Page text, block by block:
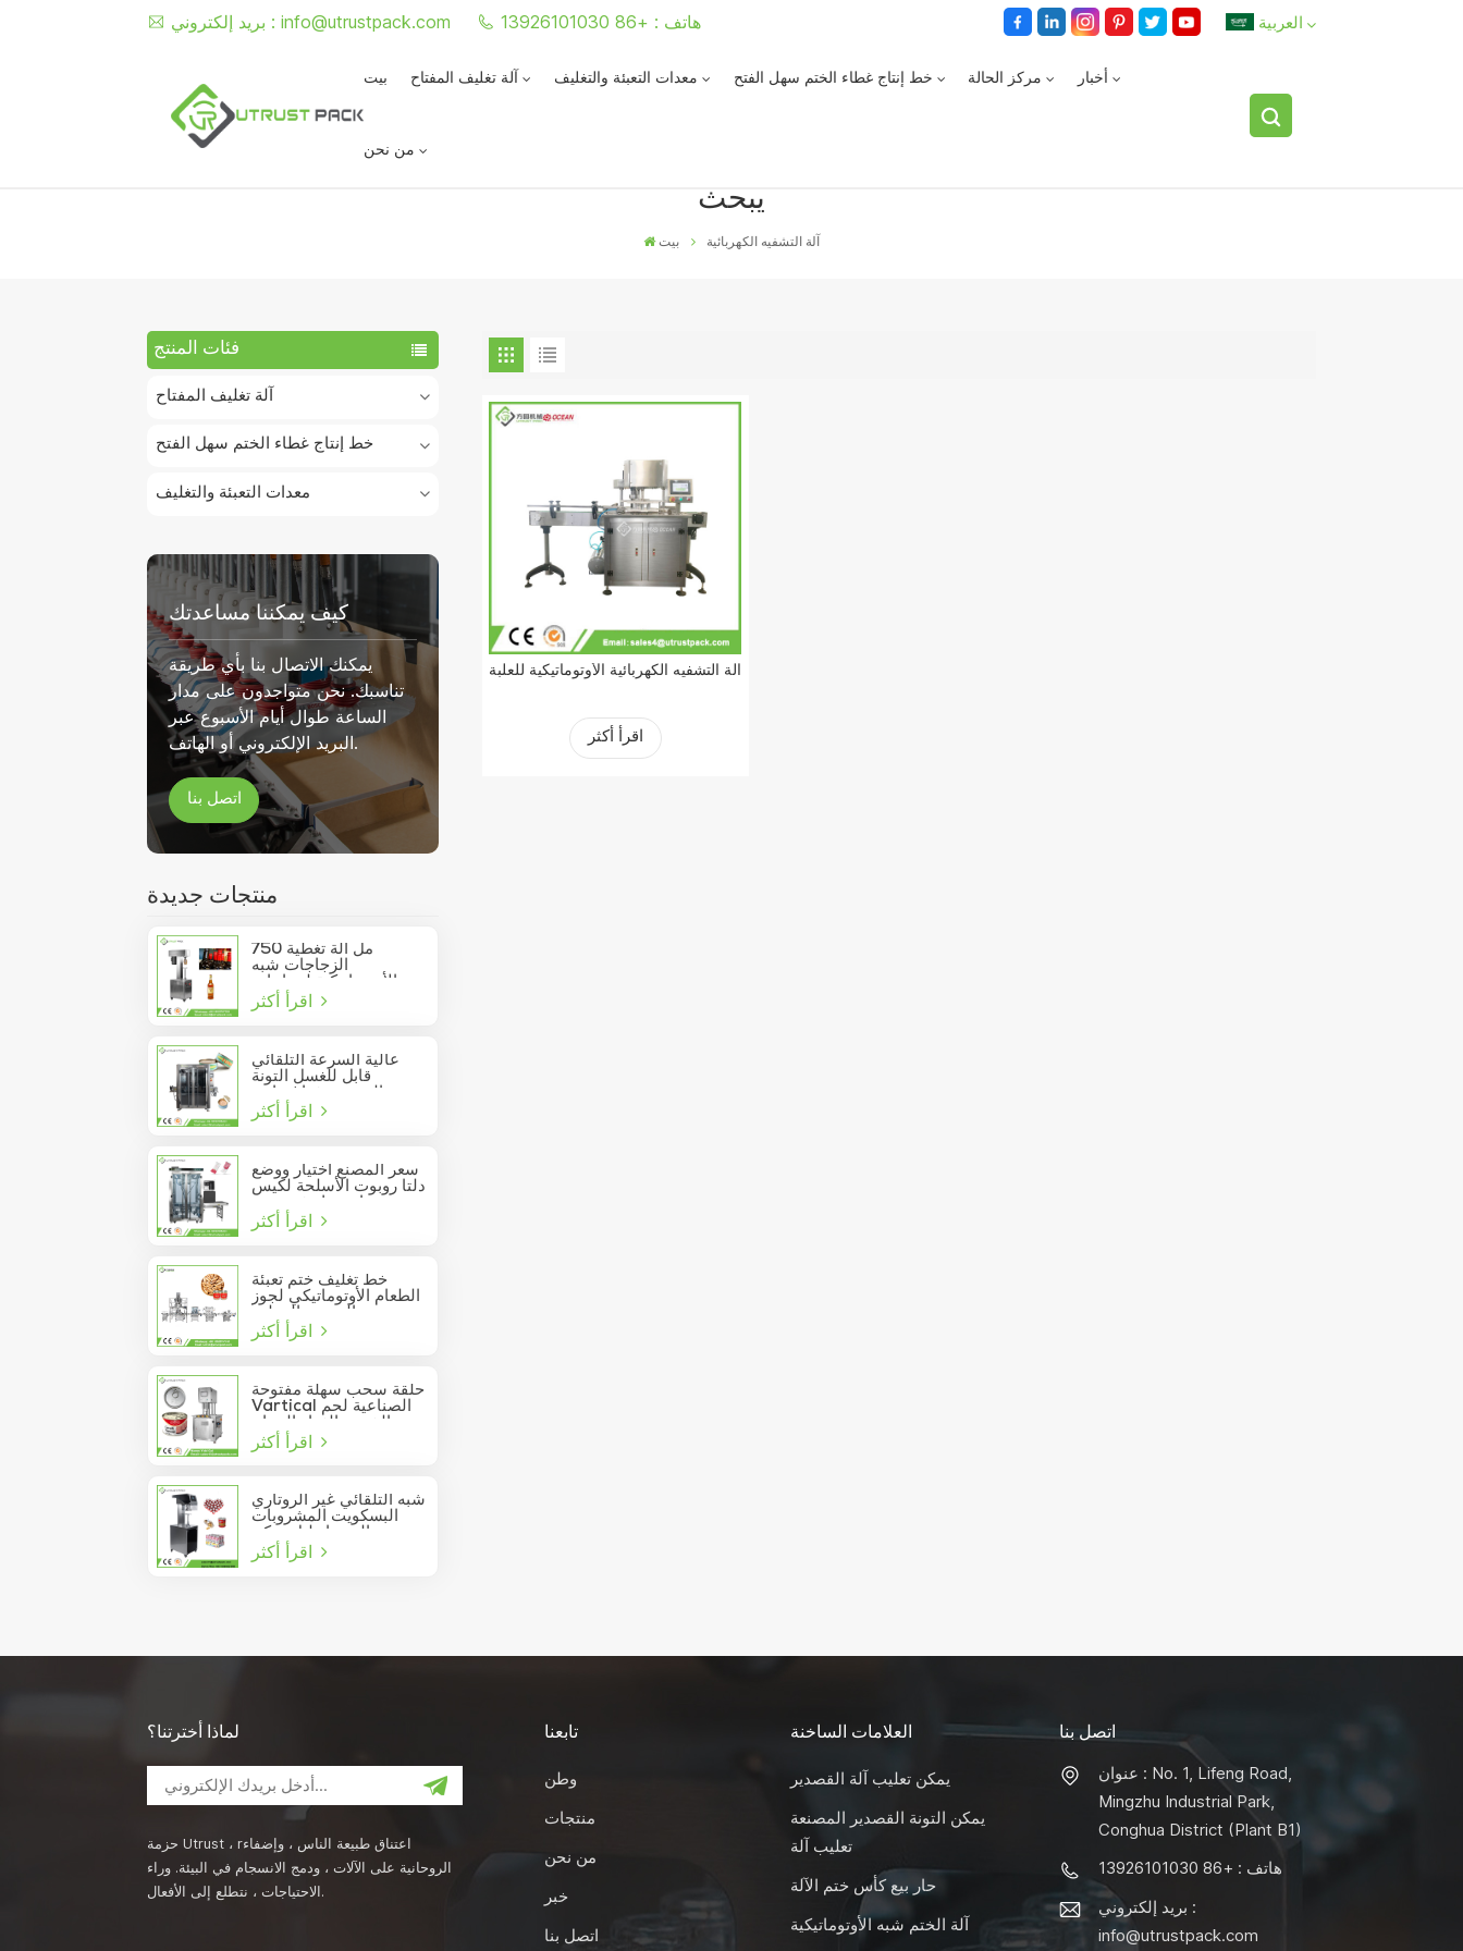
بريد إلكتروني : info@utrustpack.com هاتف : +86 13926101030 العربية
بيت آلة تغليف المفتاح معدات التعبئة والتغليف خط إنتاج غطاء الختم سهل الفتح مركز الحالة أخبار
من نحن
يبحث
بيت آلة التشفيه الكهربائية
فئات المنتج
آلة تغليف المفتاح
خط إنتاج غطاء الختم سهل الفتح
معدات التعبئة والتغليف
كيف يمكننا مساعدتك
يمكنك الاتصال بنا بأي طريقة
تناسبك. نحن متواجدون على مدار
الساعة طوال أيام الأسبوع عبر
البريد الإلكتروني أو الهاتف.
اتصل بنا
منتجات جديدة
750 مل آلة تغطية
الزجاجات شبه
الأوتوماتيكية لزجاجات
النبيذ الزجاجية
عالية السرعة التلقائي
قابل للغسل التونة
السردين فراغ حاوية
المأكولات البحرية القصدير
يمكن السدادة
سعر المصنع اختيار ووضع
دلتا روبوت الأسلحة لكيس
خط تغليف ختم تعبئة
الطعام الأوتوماتيكي لجوز
الصنوبر المعلب
حلقة سحب سهلة مفتوحة
Vartical الصناعية لحم
الخنزير الغداء الدجاج
صدور اللحوم الغذاء يمكن
فراغ آلة ختم
شبه التلقائي غير الروتاري
البسكويت المشروبات
عصير الصودا دليل يمكن
السدادة
آلة التشفيه الكهربائية الأوتوماتيكية للعلبة
اقرأ أكثر
لماذا أخترتنا؟
حزمة Utrust ، rاعتناق طبيعة الناس ، وإضفاء
الروحانية على الآلات ، ودمج الانسجام في البيئة. وراء
الاحتياجات ، نتطلع إلى الأفعال.
تابعنا
وطن
منتجات
من نحن
خبر
اتصل بنا
العلامات الساخنة
يمكن تعليب آلة القصدير
يمكن التونة القصدير المصنعة
تعليب آلة
حار بيع كأس ختم الآلة
آلة الختم شبه الأوتوماتيكية
اتصل بنا
عنوان : No. 1, Lifeng Road,
Mingzhu Industrial Park,
Conghua District (Plant B1)
هاتف : +86 13926101030
بريد إلكتروني :
info@utrustpack.com